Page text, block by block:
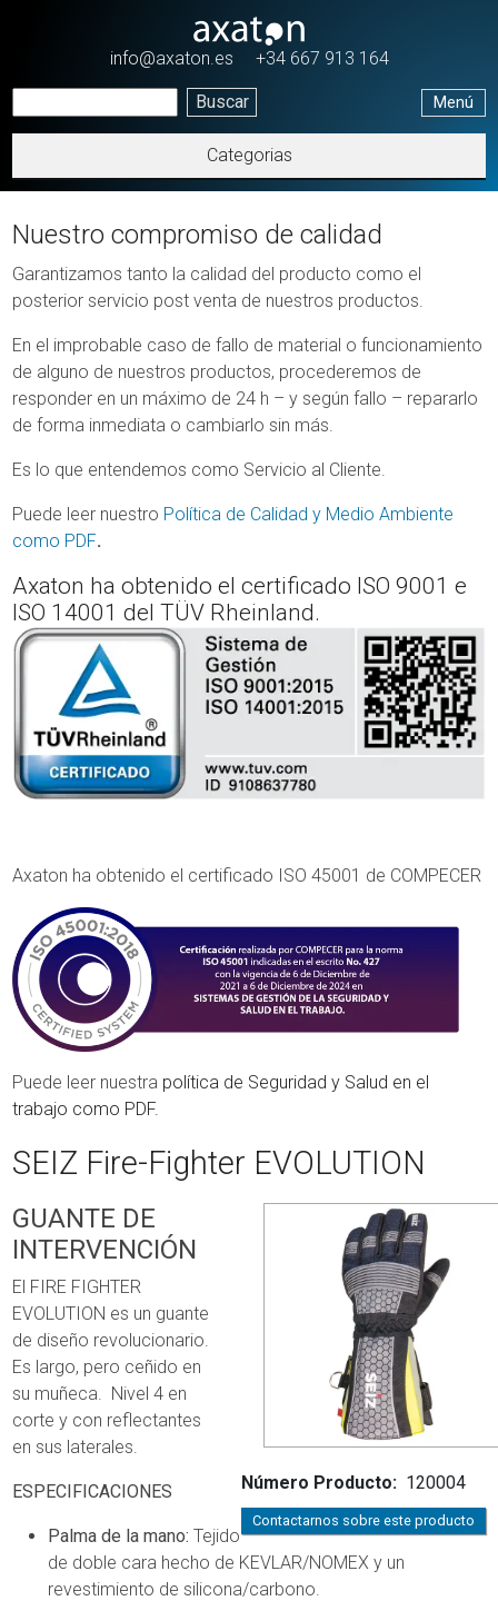
info@axaton.es +34 667 913 164
Menú
Categorias
Nuestro compromiso de calidad
Garantizamos tanto la calidad del producto como el
posterior servicio post venta de nuestros productos.
En el improbable caso de fallo de material o funcionamiento
de alguno de nuestros productos, procederemos de
responder en un máximo de 24 h – y según fallo – repararlo
de forma inmediata o cambiarlo sin más.
Es lo que entendemos como Servicio al Cliente.
Puede leer nuestro Política de Calidad y Medio Ambiente
como PDF.
Axaton ha obtenido el certificado ISO 9001 e
ISO 14001 del TÜV Rheinland.
Axaton ha obtenido el certificado ISO 45001 de COMPECER
Puede leer nuestra política de Seguridad y Salud en el
trabajo como PDF.
SEIZ Fire-Fighter EVOLUTION
Número Producto 120004
Contactarnos sobre este producto
GUANTE DE
INTERVENCIÓN
El FIRE FIGHTER
EVOLUTION es un guante
de diseño revolucionario.
Es largo, pero ceñido en
su muñeca. Nivel 4 en
corte y con reflectantes
en sus laterales.
ESPECIFICACIONES
Palma de la mano: Tejido
de doble cara hecho de KEVLAR/NOMEX y un
revestimiento de silicona/carbono.